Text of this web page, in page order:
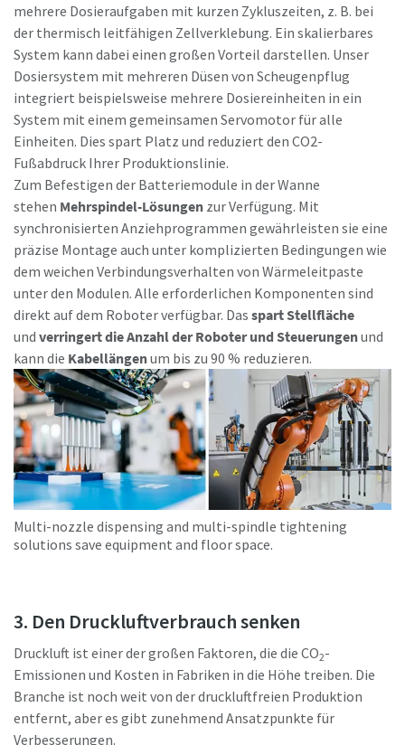
mehrere Dosieraufgaben mit kurzen Zykluszeiten, z. B. bei
der thermisch leitfähigen Zellverklebung. Ein skalierbares
System kann dabei einen großen Vorteil darstellen. Unser
Dosiersystem mit mehreren Düsen von Scheugenpflug
integriert beispielsweise mehrere Dosiereinheiten in ein
System mit einem gemeinsamen Servomotor für alle
Einheiten. Dies spart Platz und reduziert den CO2-
Fußabdruck Ihrer Produktionslinie.
Zum Befestigen der Batteriemodule in der Wanne
stehen Mehrspindel-Lösungen zur Verfügung. Mit
synchronisierten Anziehprogrammen gewährleisten sie eine
präzise Montage auch unter komplizierten Bedingungen wie
dem weichen Verbindungsverhalten von Wärmeleitpaste
unter den Modulen. Alle erforderlichen Komponenten sind
direkt auf dem Roboter verfügbar. Das spart Stellfläche
und verringert die Anzahl der Roboter und Steuerungenund
kann die Kabellängenum bis zu 90 % reduzieren.
Multi-nozzle dispensing and multi-spindle tightening
solutions save equipment and floor space.
3. Den Druckluftverbrauch senken
Druckluft ist einer der großen Faktoren, die die CO2-
Emissionen und Kosten in Fabriken in die Höhe treiben. Die
Branche ist noch weit von der druckluftfreien Produktion
entfernt, aber es gibt zunehmend Ansatzpunkte für
Verbesserungen.